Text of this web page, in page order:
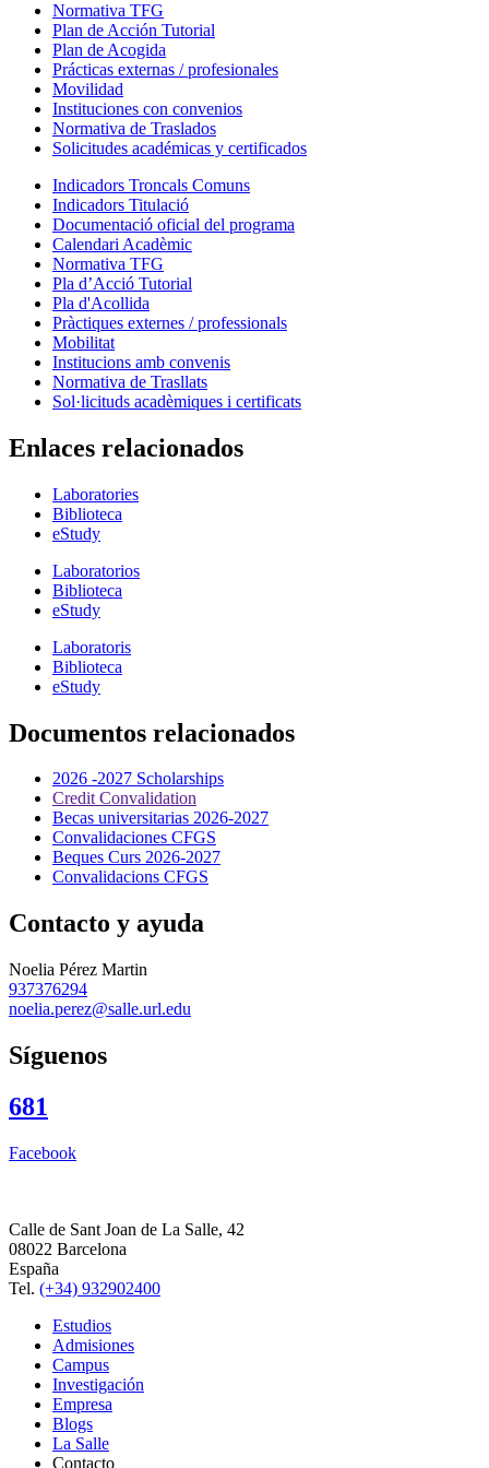
Normativa TFG
Plan de Acción Tutorial
Plan de Acogida
Prácticas externas / profesionales
Movilidad
Instituciones con convenios
Normativa de Traslados
Solicitudes académicas y certificados
Indicadors Troncals Comuns
Indicadors Titulació
Documentació oficial del programa
Calendari Acadèmic
Normativa TFG
Pla d’Acció Tutorial
Pla d'Acollida
Pràctiques externes / professionals
Mobilitat
Institucions amb convenis
Normativa de Trasllats
Sol·licituds acadèmiques i certificats
Enlaces relacionados
Laboratories
Biblioteca
eStudy
Laboratorios
Biblioteca
eStudy
Laboratoris
Biblioteca
eStudy
Documentos relacionados
2026 -2027 Scholarships
Credit Convalidation
Becas universitarias 2026-2027
Convalidaciones CFGS
Beques Curs 2026-2027
Convalidacions CFGS
Contacto y ayuda
Noelia Pérez Martin
937376294
noelia.perez@salle.url.edu
Síguenos
681
Facebook
Calle de Sant Joan de La Salle, 42
08022 Barcelona
España
Tel. (+34) 932902400
Estudios
Admisiones
Campus
Investigación
Empresa
Blogs
La Salle
Contacto